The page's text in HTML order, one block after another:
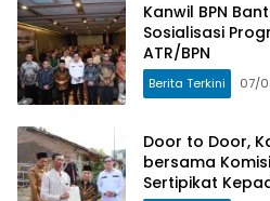
Kanwil BPN
Sosialisasi
ATR/BPN
Berita Terkini 07/
Door to Door,
bersama Komisi
Sertipikat